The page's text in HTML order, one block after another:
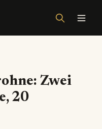
Zwei
20